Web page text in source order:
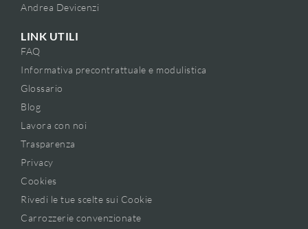
Andrea Devicenzi
LINK UTILI
FAQ
Informativa precontrattuale e modulistica
Glossario
Blog
Lavora con noi
Trasparenza
Privacy
Cookies
Rivedi le tue scelte sui Cookie
Carrozzerie convenzionate